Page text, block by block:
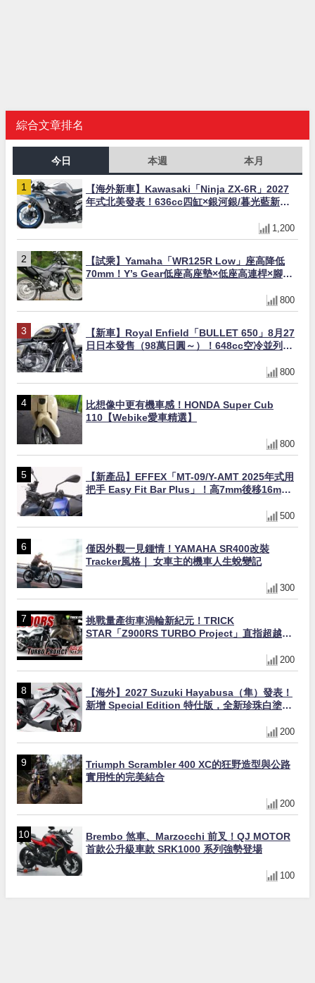
綜合文章排名
今日 本週 本月
【海外新車】Kawasaki「Ninja ZX-6R」2027
年式北美發表！636cc四缸×銀河銀/暮光藍新色
1,200
【試乘】Yamaha「WR125R Low」座高降低
70mm！Y’s Gear低座高座墊×低座高連桿×腳踏
800
【新車】Royal Enfield「BULLET 650」8月27
日日本發售（98萬日圓～）！648cc空冷並列雙
800
比想像中更有機車感！HONDA Super Cub
110【Webike愛車精選】
800
【新產品】EFFEX「MT-09/Y-AMT 2025年式用
把手 Easy Fit Bar Plus」！高7mm後移16mm
500
僅因外觀一見鍾情！YAMAHA SR400改裝
Tracker風格｜ 女車主的機車人生蛻變記
300
挑戰量產街車渦輪新紀元！TRICK
STAR「Z900RS TURBO Project」直指超越
200
【海外】2027 Suzuki Hayabusa（隼）發表！
新增 Special Edition 特仕版，全新珍珠白塗裝
200
Triumph Scrambler 400 XC的狂野造型與公路
實用性的完美結合
200
Brembo 煞車、Marzocchi 前叉！QJ MOTOR
首款公升級車款 SRK1000 系列強勢登場
100